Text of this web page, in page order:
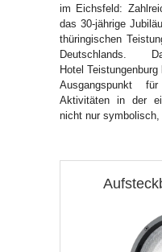
im Eichsfeld:
das 30-jährige
thüringischen
Deutschlands.
Hotel
Ausgangspunkt
Aktivitäten in der
nicht nur